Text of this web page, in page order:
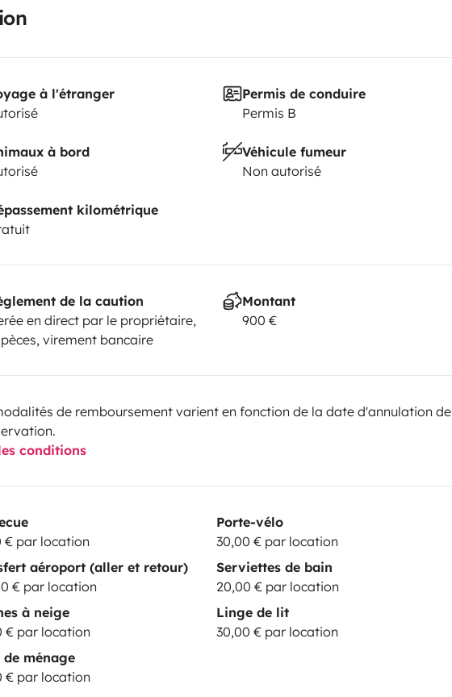
à l'étranger
Permis de conduire
Permis B
à bord
Véhicule fumeur
Non autorisé
kilométrique
de la caution
en direct par le propriétaire,
virement bancaire
Montant
900 €
de remboursement varient en fonction de la date d'annulation de
conditions
€ par location
Porte-vélo
30,00 € par location
aéroport (aller et retour)
€ par location
Serviettes de bain
20,00 € par location
à neige
€ par location
Linge de lit
30,00 € par location
de ménage
€ par location